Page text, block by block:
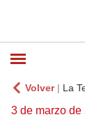
Volver| La
3 de marzo de